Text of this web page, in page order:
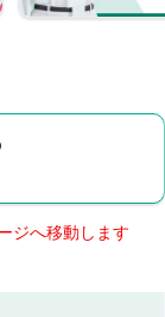
ジへ移動します